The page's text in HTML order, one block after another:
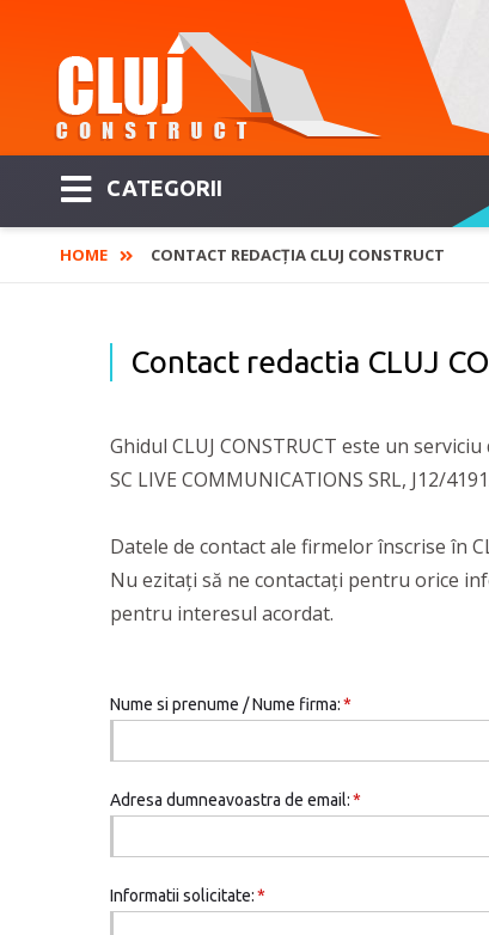
CATEGORII
HOME CONTACT REDACȚIA CLUJ CONSTRUCT
Contact redactia CLUJ
Ghidul CLUJ CONSTRUCT este un
SC LIVE COMMUNICATIONS SRL, J12/
Datele de contact ale firmelor înscrise în
Nu ezitaţi să ne contactaţi pentru orice
pentru interesul acordat.
Nume si prenume / Nume firma:*
Adresa dumneavoastra de email:*
Informatii solicitate:*